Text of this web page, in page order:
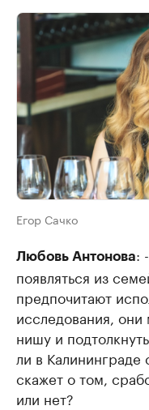
Егор Сачко
Любовь Антонова:
появляться из
предпочитают
исследования, они
нишу и
ли в Калининграде
скажет о том,
или нет?